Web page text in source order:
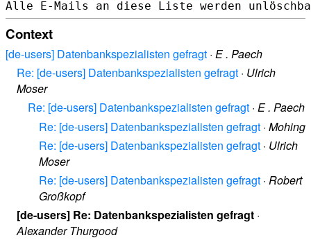
Context
[de-users] Datenbankspezialisten gefragt · E . Paech
Re: [de-users] Datenbankspezialisten gefragt · Ulrich
Moser
Re: [de-users] Datenbankspezialisten gefragt · E . Paech
Re: [de-users] Datenbankspezialisten gefragt · Mohing
Re: [de-users] Datenbankspezialisten gefragt · Ulrich
Moser
Re: [de-users] Datenbankspezialisten gefragt · Robert
Großkopf
[de-users] Re: Datenbankspezialisten gefragt ·
Alexander Thurgood